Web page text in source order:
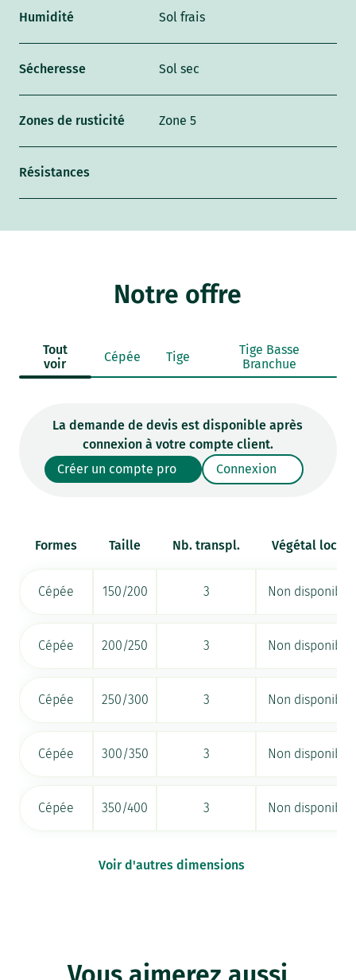
Humidité Sol frais
Sécheresse Sol sec
Zones de rusticité Zone 5
Résistances
Notre offre
Tout
voir
Cépée Tige
Tige Basse
Branchue
La demande de devis est disponible après
connexion à votre compte client.
Créer un compte pro
Connexion
Formes Taille Nb. transpl. Végétal local
Cépée 150/200 3 Non disponible
Cépée 200/250 3 Non disponible
Cépée 250/300 3 Non disponible
Cépée 300/350 3 Non disponible
Cépée 350/400 3 Non disponible
Voir d'autres dimensions